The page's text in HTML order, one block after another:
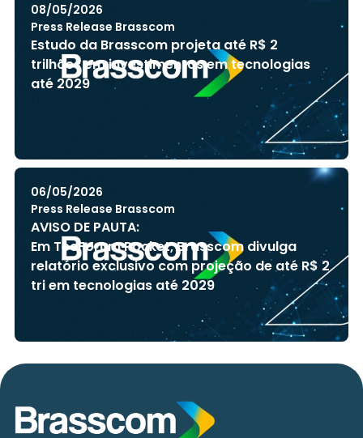
08/05/2026
Press Release Brasscom
Estudo da Brasscom projeta até R$ 2
trilhões em investimentos em tecnologias
até 2029
06/05/2026
Press Release Brasscom
AVISO DE PAUTA:
Em TecForum Pocket, Brasscom divulga
relatório exclusivo com projeção de até R$ 2
tri em tecnologias até 2029